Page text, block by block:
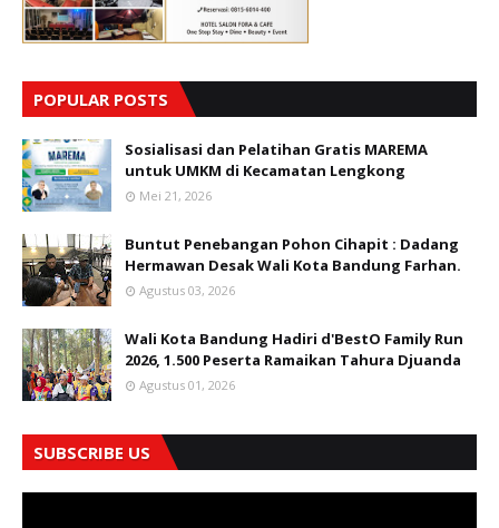
POPULAR POSTS
Sosialisasi dan Pelatihan Gratis MAREMA
untuk UMKM di Kecamatan Lengkong
Mei 21, 2026
Buntut Penebangan Pohon Cihapit : Dadang
Hermawan Desak Wali Kota Bandung Farhan.
Agustus 03, 2026
Wali Kota Bandung Hadiri d'BestO Family Run
2026, 1.500 Peserta Ramaikan Tahura Djuanda
Agustus 01, 2026
SUBSCRIBE US